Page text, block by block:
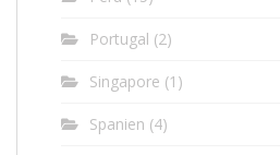
Portugal (2)
Singapore (1)
Spanien (4)